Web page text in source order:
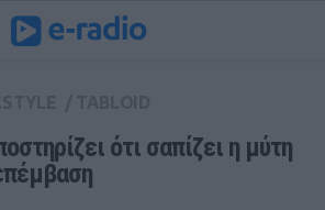
ότι σαπίζει η μύτη